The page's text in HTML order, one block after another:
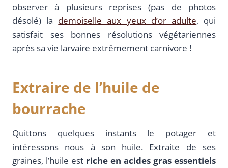
observer à plusieurs reprises (pas de photos
désolé) la demoiselle aux yeux d’or adulte, qui
satisfait ses bonnes résolutions végétariennes
après sa vie larvaire extrêmement carnivore !
Extraire de l’huile de
bourrache
Quittons quelques instants le potager et
intéressons nous à son huile. Extraite de ses
graines, l’huile est riche en acides gras essentiels